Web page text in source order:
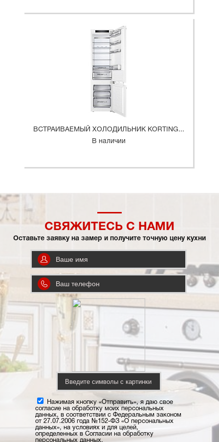
ВСТРАИВАЕМЫЙ ХОЛОДИЛЬНИК KORTING...
В наличии
СВЯЖИТЕСЬ С НАМИ
Оставьте заявку на замер и получите точную цену кухни
Нажимая кнопку «Отправить», я даю свое
согласие на обработку моих персональных
данных, в соответствии с Федеральным законом
от 27.07.2006 года №152-ФЗ «О персональных
данных», на условиях и для целей,
определенных в Согласии на обработку
персональных данных.